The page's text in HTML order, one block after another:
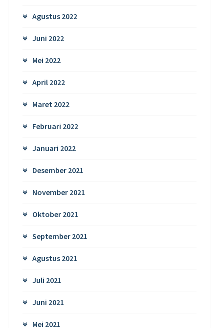
Agustus 2022
Juni 2022
Mei 2022
April 2022
Maret 2022
Februari 2022
Januari 2022
Desember 2021
November 2021
Oktober 2021
September 2021
Agustus 2021
Juli 2021
Juni 2021
Mei 2021